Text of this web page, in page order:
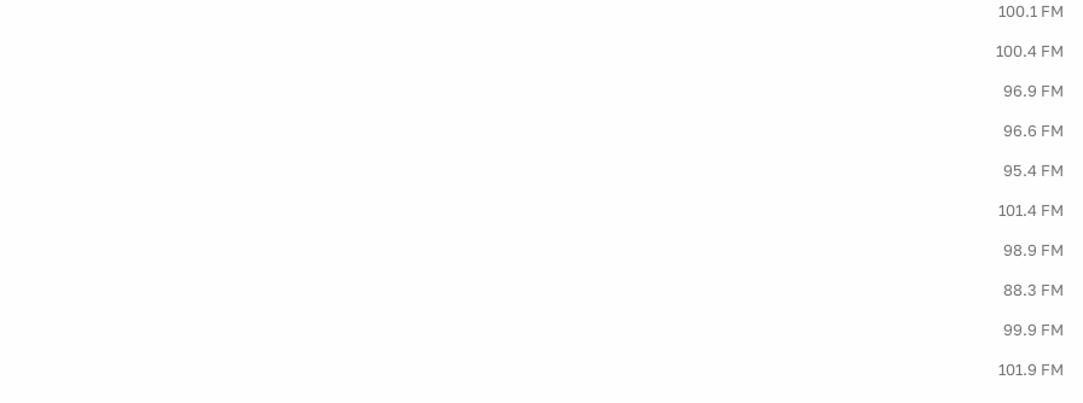
100.1 FM
100.4 FM
96.9 FM
96.6 FM
95.4 FM
101.4 FM
98.9 FM
88.3 FM
99.9 FM
101.9 FM